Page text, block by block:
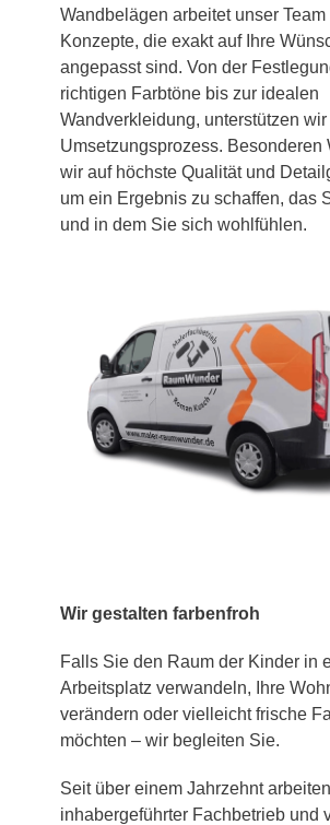
Wandbelägen arbeitet unser
Konzepte, die exakt auf Ihre
angepasst sind. Von der
richtigen Farbtöne bis zur idealen
Wandverkleidung, unterstützen
Umsetzungsprozess. Besonderen
wir auf höchste Qualität und
um ein Ergebnis zu schaffen, das
und in dem Sie sich wohlfühlen.
Wir gestalten farbenfroh
Falls Sie den Raum der Kinder in
Arbeitsplatz verwandeln, Ihre
verändern oder vielleicht frische
möchten – wir begleiten Sie.
Seit über einem Jahrzehnt
inhabergeführter Fachbetrieb und